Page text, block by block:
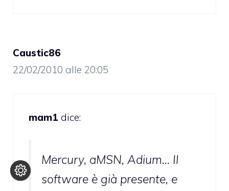
Caustic86
22/02/2010 alle 20:05
mam1 dice:
Mercury, aMSN, Adium… Il
software è già presente, e